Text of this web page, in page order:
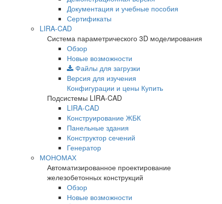
Документация и учебные пособия
Сертификаты
LIRA-CAD
Система параметрического 3D моделирования
Обзор
Новые возможности
Файлы для загрузки
Версия для изучения
Конфигурации и цены Купить
Подсистемы LIRA-CAD
LIRA-CAD
Конструирование ЖБК
Панельные здания
Конструктор сечений
Генератор
МОНОМАХ
Автоматизированное проектирование
железобетонных конструкций
Обзор
Новые возможности